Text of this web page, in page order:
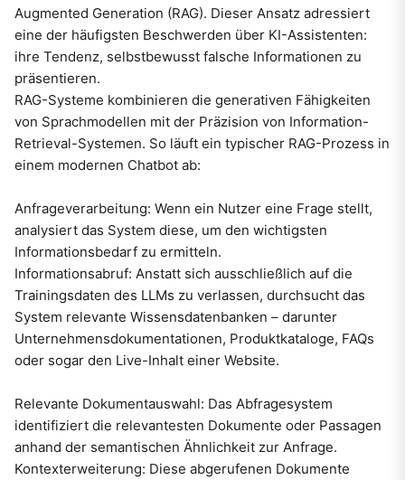
Augmented Generation (RAG). Dieser Ansatz adressiert
eine der häufigsten Beschwerden über KI-Assistenten:
ihre Tendenz, selbstbewusst falsche Informationen zu
präsentieren.
RAG-Systeme kombinieren die generativen Fähigkeiten
von Sprachmodellen mit der Präzision von Information-
Retrieval-Systemen. So läuft ein typischer RAG-Prozess in
einem modernen Chatbot ab:
Anfrageverarbeitung: Wenn ein Nutzer eine Frage stellt,
analysiert das System diese, um den wichtigsten
Informationsbedarf zu ermitteln.
Informationsabruf: Anstatt sich ausschließlich auf die
Trainingsdaten des LLMs zu verlassen, durchsucht das
System relevante Wissensdatenbanken – darunter
Unternehmensdokumentationen, Produktkataloge, FAQs
oder sogar den Live-Inhalt einer Website.
Relevante Dokumentauswahl: Das Abfragesystem
identifiziert die relevantesten Dokumente oder Passagen
anhand der semantischen Ähnlichkeit zur Anfrage.
Kontexterweiterung: Diese abgerufenen Dokumente